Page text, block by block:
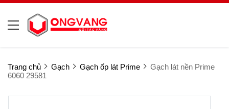
Trang chủ Gạch Gạch ốp lát Prime
Gạch lát nền Prime
6060 29581